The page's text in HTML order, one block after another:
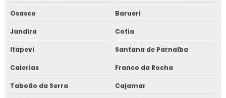
Janela de vidro duplo com persiana interna
Janela de vidro duplo com persiana interna preço
Janela vidro multilaminado
Osasco Barueri
Jandira Cotia
Itapevi Santana de Parnaíba
Caierias Franco da Rocha
Taboão da Serra Cajamar